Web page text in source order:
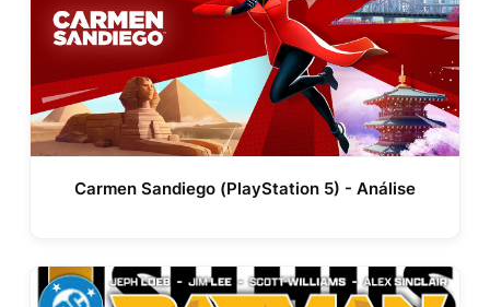
Carmen Sandiego (PlayStation 5) - Análise